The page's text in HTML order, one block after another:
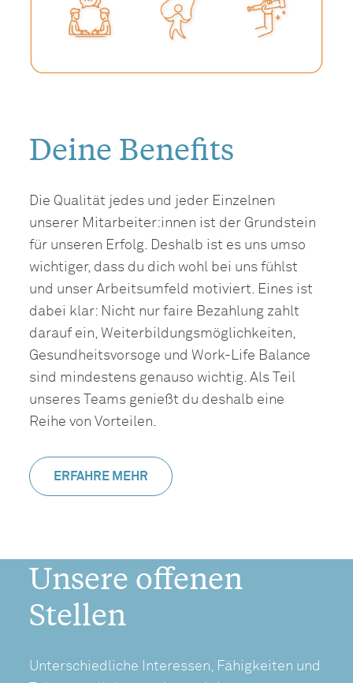
Deine Benefits
Die Qualität jedes und jeder Einzelnen
unserer Mitarbeiter:innen ist der Grundstein
für unseren Erfolg. Deshalb ist es uns umso
wichtiger, dass du dich wohl bei uns fühlst
und unser Arbeitsumfeld motiviert. Eines ist
dabei klar: Nicht nur faire Bezahlung zahlt
darauf ein, Weiterbildungsmöglichkeiten,
Gesundheitsvorsoge und Work-Life Balance
sind mindestens genauso wichtig. Als Teil
unseres Teams genießt du deshalb eine
Reihe von Vorteilen.
ERFAHRE MEHR
Unsere offenen
Stellen
Unterschiedliche Interessen, Fähigkeiten und